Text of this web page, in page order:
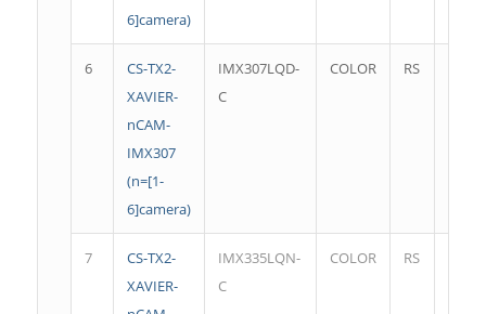
6]camera)
6
CS-TX2-
XAVIER-
nCAM-
IMX307
(n=[1-
6]camera)
IMX307LQD-
C
COLOR RS
7
CS-TX2-
XAVIER-
IMX335LQN-
C
COLOR RS